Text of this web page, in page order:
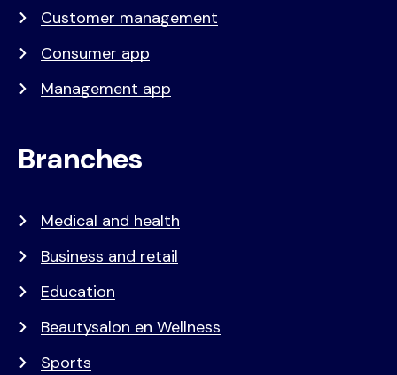
Customer management
Consumer app
Management app
Branches
Medical and health
Business and retail
Education
Beautysalon en Wellness
Sports